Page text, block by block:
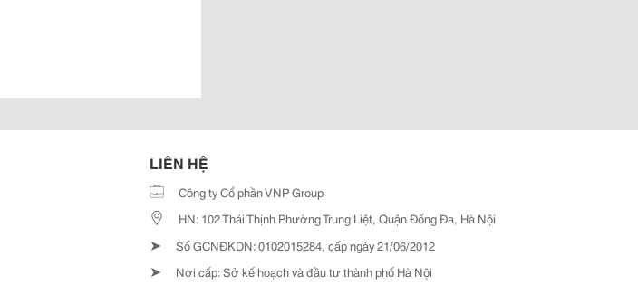
LIÊN HỆ
Công ty Cổ phần VNP Group
HN: 102 Thái Thịnh Phường Trung Liệt, Quận Đống Đa, Hà Nội
➤ Số GCNĐKDN: 0102015284, cấp ngày 21/06/2012
➤ Nơi cấp: Sở kế hoạch và đầu tư thành phố Hà Nội